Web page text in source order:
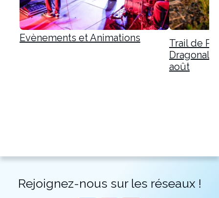
Evènements et Animations
Trail de
août
Rejoignez-nous sur les réseaux !